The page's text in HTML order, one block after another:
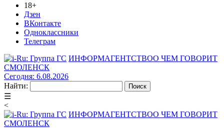
18+
Дзен
ВКонтакте
Одноклассники
Телеграм
ИНФОРМАГЕНТСТВОО ЧЕМ ГОВОРИТ
СМОЛЕНСК
Сегодня: 6.08.2026
Найти:
☰
<
ИНФОРМАГЕНТСТВОО ЧЕМ ГОВОРИТ
СМОЛЕНСК